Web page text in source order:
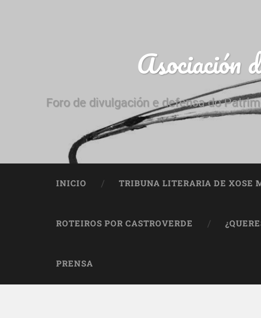
Asociación
Foro de divulgación e defensa do
INICIO TRIBUNA LITERARIA DE XOSE
ROTEIROS POR CASTROVERDE
PRENSA